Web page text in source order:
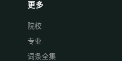
更多
院校
专业
词条全集